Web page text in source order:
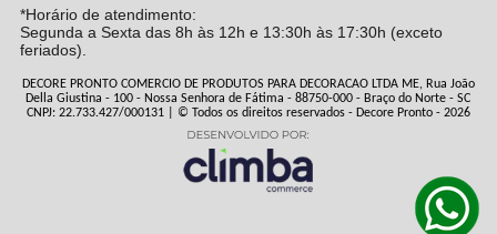
*Horário de atendimento:
Segunda a Sexta das 8h às 12h e 13:30h às 17:30h (exceto
feriados).
DECORE PRONTO COMERCIO DE PRODUTOS PARA DECORACAO LTDA ME, Rua João
Della Giustina - 100 - Nossa Senhora de Fátima - 88750-000 - Braço do Norte - SC
CNPJ: 22.733.427/000131 | © Todos os direitos reservados - Decore Pronto - 2026